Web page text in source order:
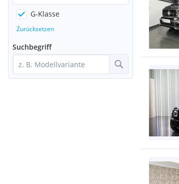
G-Klasse
Zurücksetzen
Suchbegriff